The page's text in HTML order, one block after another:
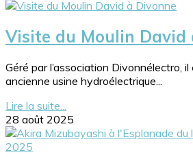
Visite du Moulin David
Géré par l’association Divonnélectro,
ancienne usine hydroélectrique...
Lire la suite...
28 août 2025